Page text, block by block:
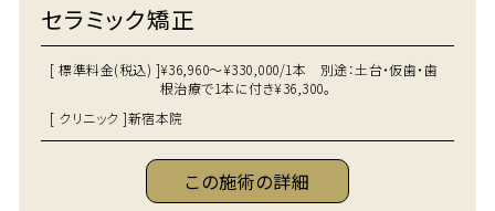
セラミック矯正
[ 標準料金(税込) ]¥36,960～¥330,000/1本 別途：土台・仮歯・歯
根治療で1本に付き¥36,300。
[ クリニック ]新宿本院
この施術の詳細